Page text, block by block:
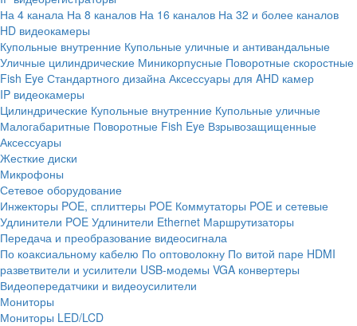
На 4 канала На 8 каналов На 16 каналов На 32 и более каналов
HD видеокамеры
Купольные внутренние Купольные уличные и антивандальные
Уличные цилиндрические Миникорпусные Поворотные скоростные
Fish Eye Стандартного дизайна Аксессуары для AHD камер
IP видеокамеры
Цилиндрические Купольные внутренние Купольные уличные
Малогабаритные Поворотные Fish Eye Взрывозащищенные
Аксессуары
Жесткие диски
Микрофоны
Сетевое оборудование
Инжекторы POE, сплиттеры POE Коммутаторы POE и сетевые
Удлинители POE Удлинители Ethernet Маршрутизаторы
Передача и преобразование видеосигнала
По коаксиальному кабелю По оптоволокну По витой паре HDMI
разветвители и усилители USB-модемы VGA конвертеры
Видеопередатчики и видеоусилители
Мониторы
Мониторы LED/LCD